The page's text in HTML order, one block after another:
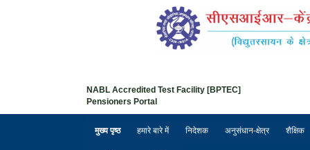
NABL Accredited Test Facility [BPTEC]
Pensioners Portal
मुख्य पृष्ठ हमारे बारे में निदेशक अनुसंधान-क्षेत्र शैक्षिक